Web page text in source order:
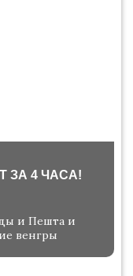
ЗА 4 ЧАСА!
и Пешта и
венгры